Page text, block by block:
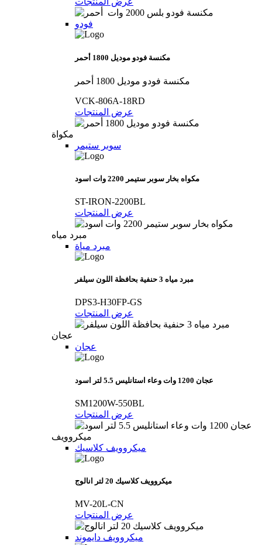
فودو
مكنسة فودو موديل 1800 أحمر
مكنسة فودو موديل 1800 أحمر
VCK-806A-18RD
عرض المنتجات
مكواة
سوبر ستيمر
مكواه بخار سوبر ستيمر 2200 وات اسود
ST-IRON-2200BL
عرض المنتجات
مبرد مياه
مبرد مياة
مبرد مياه 3 حنفية بحافظة اللون سيلفر
DPS3-H30FP-GS
عرض المنتجات
عجان
عجان
عجان 1200 وات وعاء استانليس 5.5 لتر اسود
SM1200W-550BL
عرض المنتجات
ميكروويف
ميكروويف كلاسيك
ميكروويف كلاسيك 20 لتر انالوج
MV-20L-CN
عرض المنتجات
ميكروويف دايموند